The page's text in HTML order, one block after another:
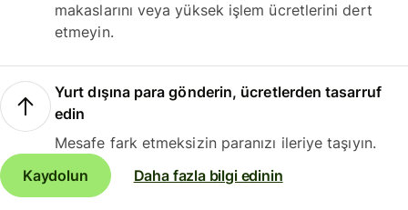
makaslarını veya yüksek işlem ücretlerini dert
etmeyin.
Yurt dışına para gönderin, ücretlerden tasarruf
edin
Mesafe fark etmeksizin paranızı ileriye taşıyın.
Kaydolun
Daha fazla bilgi edinin